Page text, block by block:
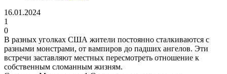
16.01.2024
1
0
В разных уголках США жители постоянно сталкиваются с
разными монстрами, от вампиров до падших ангелов. Эти
встречи заставляют местных пересмотреть отношение к
собственным сломанным жизням.